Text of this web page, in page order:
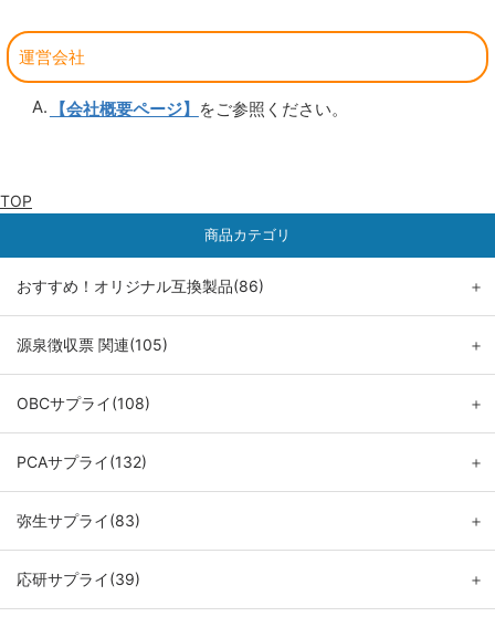
運営会社
【会社概要ページ】 をご参照ください。
TOP
商品カテゴリ
おすすめ！オリジナル互換製品(86) ＋
源泉徴収票 関連(105) ＋
OBCサプライ(108) ＋
PCAサプライ(132) ＋
弥生サプライ(83) ＋
応研サプライ(39) ＋